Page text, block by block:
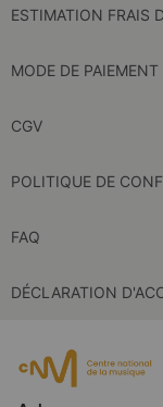
ESTIMATION FRAIS
MODE DE PAIEMENT
CGV
POLITIQUE DE
FAQ
DÉCLARATION